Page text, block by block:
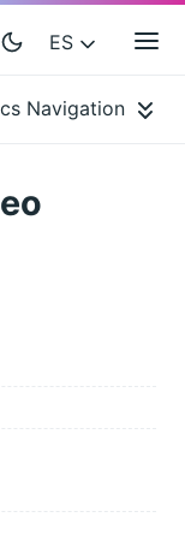
ES
Navigation